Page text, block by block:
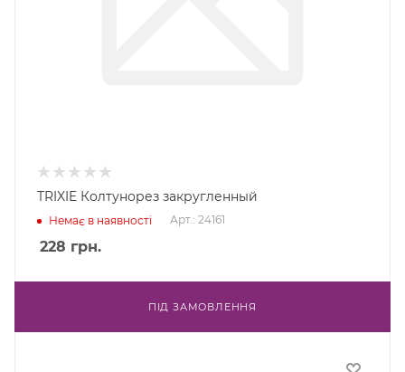
TRIXIE Колтунорез закругленный
Немає в наявності Арт.: 24161
228 грн.
ПІД ЗАМОВЛЕННЯ